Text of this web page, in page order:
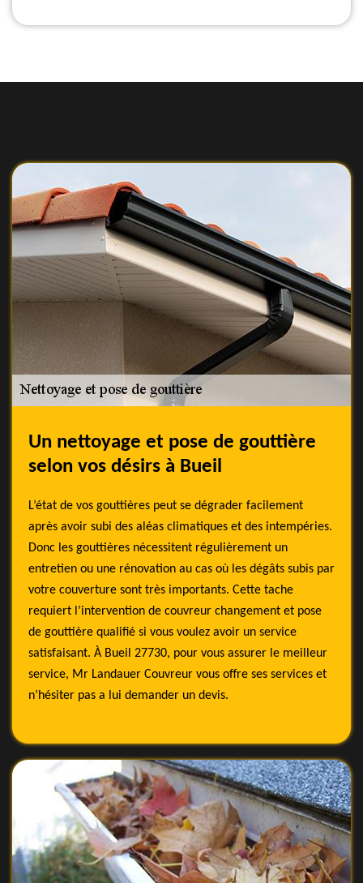
Un nettoyage et pose de gouttière
selon vos désirs à Bueil
L’état de vos gouttières peut se dégrader facilement
après avoir subi des aléas climatiques et des intempéries.
Donc les gouttières nécessitent régulièrement un
entretien ou une rénovation au cas où les dégâts subis par
votre couverture sont très importants. Cette tache
requiert l’intervention de couvreur changement et pose
de gouttière qualifié si vous voulez avoir un service
satisfaisant. À Bueil 27730, pour vous assurer le meilleur
service, Mr Landauer Couvreur vous offre ses services et
n’hésiter pas a lui demander un devis.